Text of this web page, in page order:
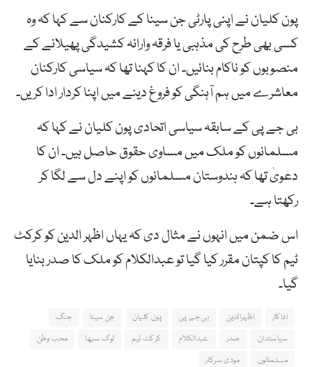
پون کلیان نے اپنی پارٹی جن سینا کے کارکنان سے کہا کہ وہ
کسی بھی طرح کی مذہبی یا فرقہ وارانہ کشیدگی پھیلانے کے
منصوبوں کو ناکام بنائیں۔ ان کا کہنا تھا کہ سیاسی کارکنان
معاشرے میں ہم آہنگی کو فروغ دینے میں اپنا کردار ادا کریں۔
بی جے پی کے سابقہ سیاسی اتحادی پون کلیان نے کہا کہ
مسلمانوں کو ملک میں مساوی حقوق حاصل ہیں۔ ان کا
دعویٰ تھا کہ ہندوستان مسلمانوں کو اپنے دل سے لگا کر
رکھتا ہے۔
اس ضمن میں انہوں نے مثال دی کہ یہاں اظہر الدین کو کرکٹ
ٹیم کا کپتان مقرر کیا گیا تو عبدالکلام کو ملک کا صدر بنایا
گیا۔
اداکار اظہرالدین بی جے پی پون کلیان جن سینا
جنگ
سیاستدان
صدر عبدالکلام کرکٹ ٹیم لوک سبھا
محب وطن
مسلمانوں
مودی سرکار